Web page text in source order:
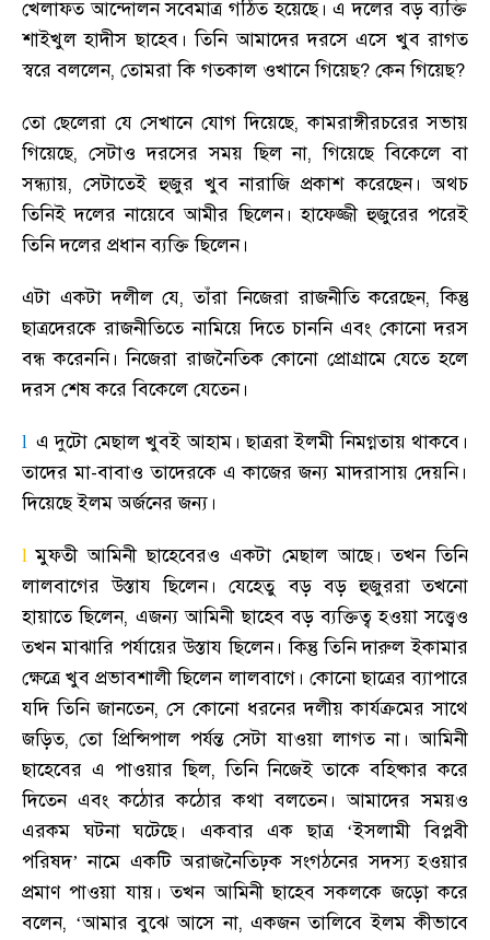
খেলাফত আন্দোলন সবেমাত্র গঠিত হয়েছে। এ দলের বড় ব্যক্তি
শাইখুল হাদীস ছাহেব। তিনি আমাদের দরসে এসে খুব রাগত
স্বরে বললেন, তোমরা কি গতকাল ওখানে গিয়েছ? কেন গিয়েছ?
তো ছেলেরা যে সেখানে যোগ দিয়েছে,কামরাঙ্গীরচরের সভায়
গিয়েছে, সেটাও দরসের সময় ছিল না,গিয়েছে বিকেলে বা
সন্ধ্যায়,সেটাতেই হুজুর খুব নারাজি প্রকাশ করেছেন। অথচ
তিনিই দলের নায়েবে আমীর ছিলেন। হাফেজ্জী হুজুরের পরেই
তিনি দলের প্রধান ব্যক্তি ছিলেন।
এটা একটা দলীল যে,তাঁরা নিজেরা রাজনীতি করেছেন,কিন্তু
ছাত্রদেরকে রাজনীতিতে নামিয়ে দিতে চাননি এবং কোনো দরস
বন্ধ করেননি। নিজেরা রাজনৈতিক কোনো প্রোগ্রামে যেতে হলে
দরস শেষ করে বিকেলে যেতেন।
l এ দুটো মেছাল খুবই আহাম। ছাত্ররা ইলমী নিমগ্নতায় থাকবে ।
তাদের মা-বাবাও তাদেরকে এ কাজের জন্য মাদরাসায় দেয়নি।
দিয়েছে ইলম অর্জনের জন্য ।
l মুফতী আমিনী ছাহেবেরও একটা মেছাল আছে। তখন তিনি
লালবাগের উস্তায ছিলেন। যেহেতু বড় বড় হুজুররা তখনো
হায়াতে ছিলেন, এজন্য আমিনী ছাহেব বড় ব্যক্তিত্ব হওয়া সত্ত্বেও
তখন মাঝারি পর্যায়ের উস্তায ছিলেন। কিন্তু তিনি দারুল ইকামার
ক্ষেত্রে খুব প্রভাবশালী ছিলেন লালবাগে। কোনো ছাত্রের ব্যাপারে
যদি তিনি জানতেন, সে কোনো ধরনের দলীয় কার্যক্রমের সাথে
জড়িত, তো প্রিন্সিপাল পর্যন্ত সেটা যাওয়া লাগত না । আমিনী
ছাহেবের এ পাওয়ার ছিল,তিনি নিজেই তাকে বহিষ্কার করে
দিতেন এবং কঠোর কঠোর কথা বলতেন। আমাদের সময়ও
এরকম ঘটনা ঘটেছে। একবার এক ছাত্র ‘ইসলামী বিপ্লবী
পরিষদ’ নামে একটি অরাজনৈতিঢ়ক সংগঠনের সদস্য হওয়ার
প্রমাণ পাওয়া যায়। তখন আমিনী ছাহেব সকলকে জড়ো করে
বলেন, ‘আমার বুঝে আসে না,একজন তালিবে ইলম কীভাবে